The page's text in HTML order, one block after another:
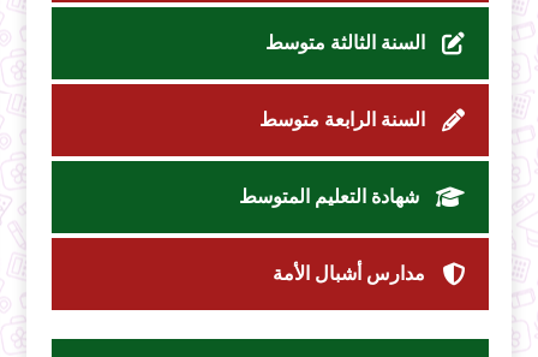
السنة الثالثة متوسط
السنة الرابعة متوسط
شهادة التعليم المتوسط
مدارس أشبال الأمة